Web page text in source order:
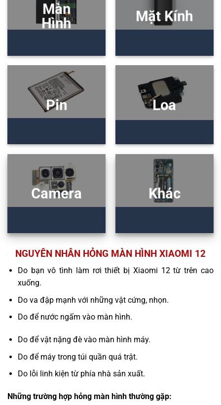
Màn
Hình
Mặt Kính
Pin Loa
Camera Khác
NGUYÊN NHÂN HỎNG MÀN HÌNH XIAOMI 12
Do bạn vô tình làm rơi thiết bị Xiaomi 12 từ trên cao
xuống.
Do va đập mạnh với những vật cứng, nhọn.
Do để nước ngấm vào màn hình.
Do để vật nặng đè vào màn hình máy.
Do để máy trong túi quần quá trật.
Do lỗi linh kiện từ phía nhà sản xuất.
Những trường hợp hỏng màn hình thường gặp: